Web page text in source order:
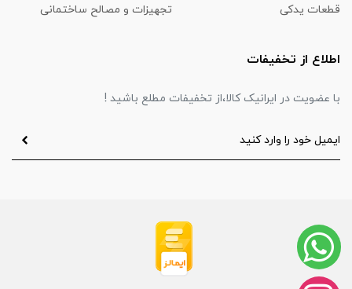
قطعات یدکی تجهیزات و مصالح ساختمانی
اطلاع از تخفیفات
با عضویت در ایرانیک کالا،از تخفیفات مطلع باشید !